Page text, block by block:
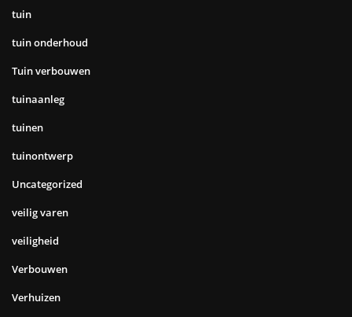
tuin
tuin onderhoud
Tuin verbouwen
tuinaanleg
tuinen
tuinontwerp
Uncategorized
veilig varen
veiligheid
Verbouwen
Verhuizen